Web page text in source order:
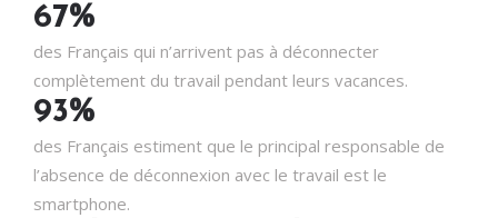
67%
des Français qui n’arrivent pas à déconnecter
complètement du travail pendant leurs vacances.
93%
des Français estiment que le principal responsable de
l’absence de déconnexion avec le travail est le
smartphone.